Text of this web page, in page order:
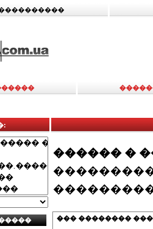
������ �
��� ��������